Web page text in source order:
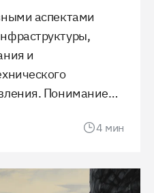
аспектами
и
Понимание
играют
движения.
4 мин